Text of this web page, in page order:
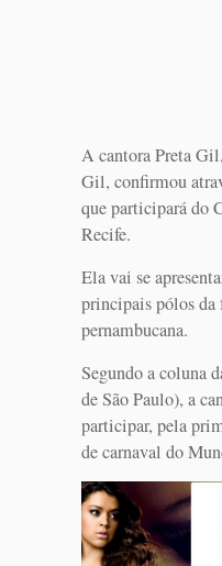
A cantora Preta
Gil, confirmou
que participará do
Recife.
Ela vai se
principais pólos
pernambucana.
Segundo a coluna
de São Paulo), a
participar, pela
de carnaval do